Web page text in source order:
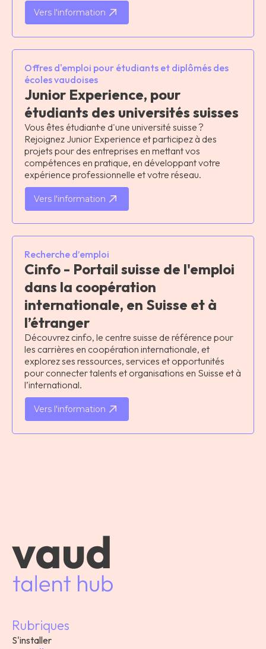
Vers l'information
Offres d'emploi pour étudiants et diplômés des
écoles vaudoises
Junior Experience, pour
étudiants des universités suisses
Vous êtes étudiant·e d'une université suisse ?
Rejoignez Junior Experience et participez à des
projets pour des entreprises en mettant vos
compétences en pratique, en développant votre
expérience professionnelle et votre réseau.
Vers l'information
Recherche d’emploi
Cinfo - Portail suisse de l'emploi
dans la coopération
internationale, en Suisse et à
l’étranger
Découvrez cinfo, le centre suisse de référence pour
les carrières en coopération internationale, et
explorez ses ressources, services et opportunités
pour connecter talents et organisations en Suisse et à
l’international.
Vers l'information
Rubriques
S'installer